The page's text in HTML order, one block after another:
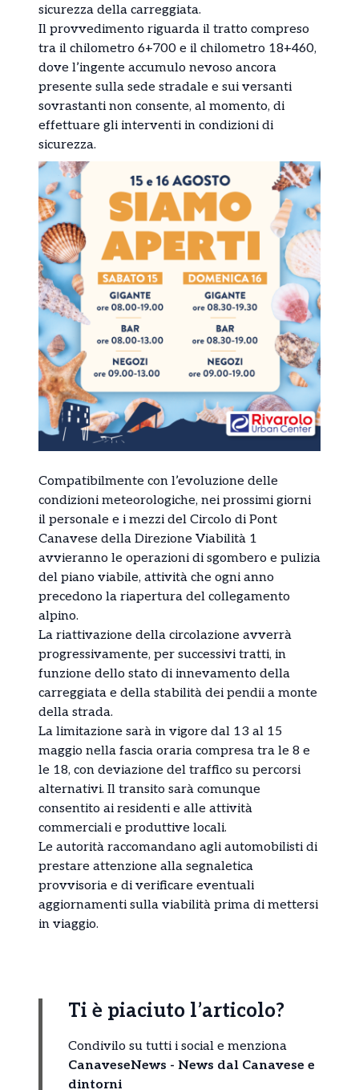
sicurezza della carreggiata.
Il provvedimento riguarda il tratto compreso
tra il chilometro 6+700 e il chilometro 18+460,
dove l’ingente accumulo nevoso ancora
presente sulla sede stradale e sui versanti
sovrastanti non consente, al momento, di
effettuare gli interventi in condizioni di
sicurezza.
Compatibilmente con l’evoluzione delle
condizioni meteorologiche, nei prossimi giorni
il personale e i mezzi del Circolo di Pont
Canavese della Direzione Viabilità 1
avvieranno le operazioni di sgombero e pulizia
del piano viabile, attività che ogni anno
precedono la riapertura del collegamento
alpino.
La riattivazione della circolazione avverrà
progressivamente, per successivi tratti, in
funzione dello stato di innevamento della
carreggiata e della stabilità dei pendii a monte
della strada.
La limitazione sarà in vigore dal 13 al 15
maggio nella fascia oraria compresa tra le 8 e
le 18, con deviazione del traffico su percorsi
alternativi. Il transito sarà comunque
consentito ai residenti e alle attività
commerciali e produttive locali.
Le autorità raccomandano agli automobilisti di
prestare attenzione alla segnaletica
provvisoria e di verificare eventuali
aggiornamenti sulla viabilità prima di mettersi
in viaggio.
Ti è piaciuto l’articolo?
Condivilo su tutti i social e menziona
CanaveseNews - News dal Canavese e
dintorni